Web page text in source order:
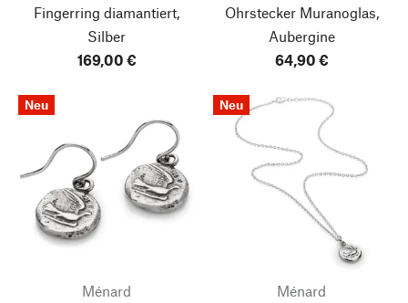
Fingerring diamantiert,
Silber
169,00 €
Ohrstecker Muranoglas,
Aubergine
64,90 €
Neu
Ménard
Neu
Ménard